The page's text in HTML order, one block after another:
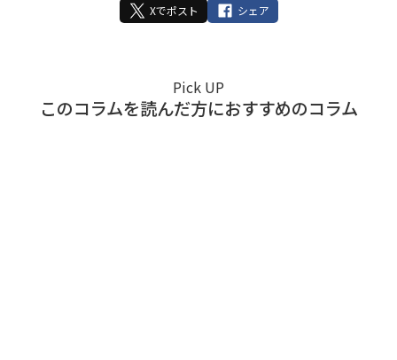
Xでポスト
シェア
Pick UP
このコラムを読んだ方におすすめのコラム